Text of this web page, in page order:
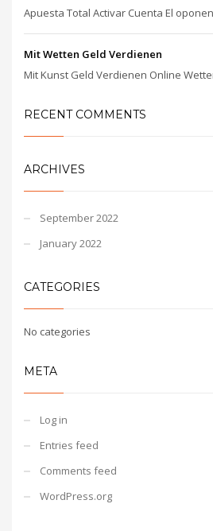
Apuesta Total Activar Cuenta El
Mit Wetten Geld Verdienen
Mit Kunst Geld Verdienen Online
RECENT COMMENTS
ARCHIVES
September 2022
January 2022
CATEGORIES
No categories
META
Log in
Entries feed
Comments feed
WordPress.org